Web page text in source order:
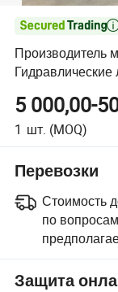
Производитель
Гидравлические
5 000,00-
1 шт. (MOQ)
Перевозки
Стоимость
по
Защита